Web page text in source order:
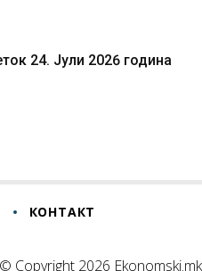
24. Јули 2026 година
КОНТАКТ
© Copyright 2026 Ekonomski.mk